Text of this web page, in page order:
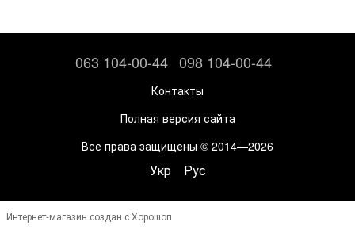
063 104-00-44 098 104-00-44
Контакты
Полная версия сайта
Все права защищены © 2014—2026
Укр Рус
Интернет-магазин создан с Хорошоп